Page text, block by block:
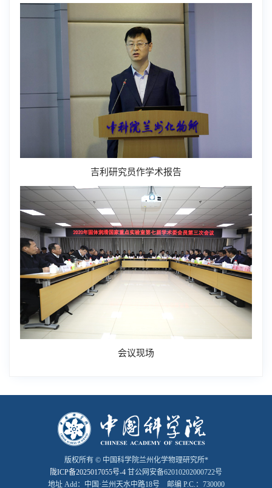
吉利研究员作学术报告
会议现场
版权所有 © 中国科学院兰州化学物理研究所*
陇ICP备2025017055号-4 甘公网安备62010202000722号
地址 Add：中国·兰州天水中路18号 邮编 P.C.：730000